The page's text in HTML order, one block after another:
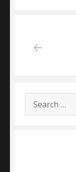
Posts
Search
for: